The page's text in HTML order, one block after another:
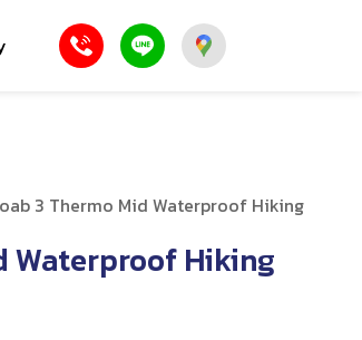
3 Thermo Mid Waterproof Hiking
Waterproof Hiking